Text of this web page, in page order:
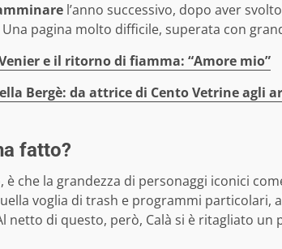
l’anno successivo, dopo aver
Una pagina molto difficile, superata con
e il ritorno di fiamma: “Amore mio”
Bergè: da attrice di Cento Vetrine agli
fatto?
è che la grandezza di personaggi iconici
voglia di trash e programmi particolari,
netto di questo, però, Calà si è ritagliato